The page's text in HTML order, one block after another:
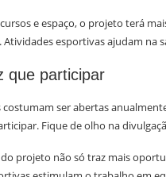
e espaço, o projeto terá
esportivas ajudam na
que participar
costumam ser abertas
Fique de olho na
projeto não só traz mais